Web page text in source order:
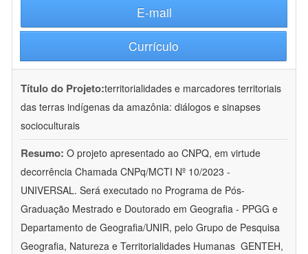
E-mail
Currículo
Título do Projeto:territorialidades e marcadores territoriais
das terras indígenas da amazônia: diálogos e sinapses
socioculturais
Resumo: O projeto apresentado ao CNPQ, em virtude
decorrência Chamada CNPq/MCTI Nº 10/2023 -
UNIVERSAL. Será executado no Programa de Pós-
Graduação Mestrado e Doutorado em Geografia - PPGG e
Departamento de Geografia/UNIR, pelo Grupo de Pesquisa
Geografia, Natureza e Territorialidades Humanas  GENTEH,